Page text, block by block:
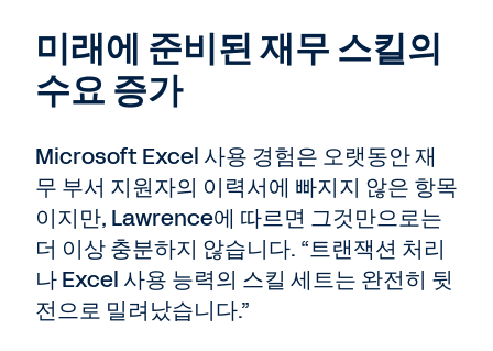
미래에 준비된 재무 스킬의
수요 증가
Microsoft Excel 사용 경험은 오랫동안 재
무 부서 지원자의 이력서에 빠지지 않은 항목
이지만, Lawrence에 따르면 그것만으로는
더 이상 충분하지 않습니다. “트랜잭션 처리
나 Excel 사용 능력의 스킬 세트는 완전히 뒷
전으로 밀려났습니다.”